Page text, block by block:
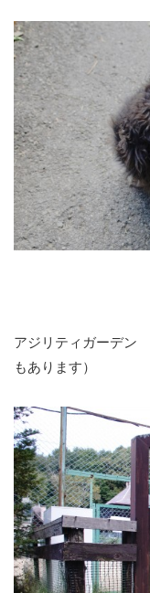
アジリティガーデン
もあります）